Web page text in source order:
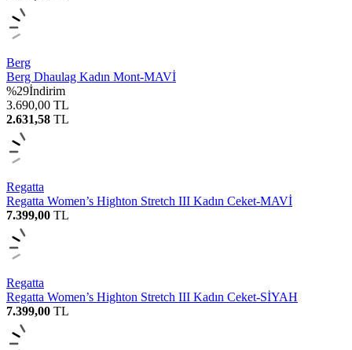
Berg
Berg Dhaulag Kadın Mont-MAVİ
%29İndirim
3.690,00 TL
2.631,58 TL
Regatta
Regatta Women’s Highton Stretch III Kadın Ceket-MAVİ
7.399,00 TL
Regatta
Regatta Women’s Highton Stretch III Kadın Ceket-SİYAH
7.399,00 TL